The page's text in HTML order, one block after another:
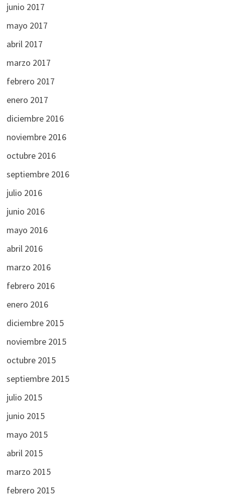
junio 2017
mayo 2017
abril 2017
marzo 2017
febrero 2017
enero 2017
diciembre 2016
noviembre 2016
octubre 2016
septiembre 2016
julio 2016
junio 2016
mayo 2016
abril 2016
marzo 2016
febrero 2016
enero 2016
diciembre 2015
noviembre 2015
octubre 2015
septiembre 2015
julio 2015
junio 2015
mayo 2015
abril 2015
marzo 2015
febrero 2015